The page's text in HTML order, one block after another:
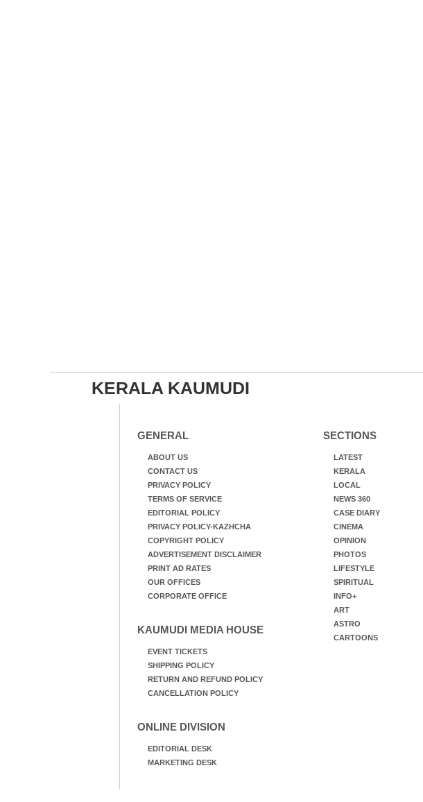
KERALA KAUMUDI
GENERAL
ABOUT US
CONTACT US
PRIVACY POLICY
TERMS OF SERVICE
EDITORIAL POLICY
PRIVACY POLICY-KAZHCHA
COPYRIGHT POLICY
ADVERTISEMENT DISCLAIMER
PRINT AD RATES
OUR OFFICES
CORPORATE OFFICE
KAUMUDI MEDIA HOUSE
EVENT TICKETS
SHIPPING POLICY
RETURN AND REFUND POLICY
CANCELLATION POLICY
ONLINE DIVISION
EDITORIAL DESK
MARKETING DESK
SECTIONS
LATEST
KERALA
LOCAL
NEWS 360
CASE DIARY
CINEMA
OPINION
PHOTOS
LIFESTYLE
SPIRITUAL
INFO+
ART
ASTRO
CARTOONS